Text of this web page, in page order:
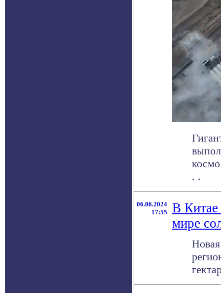
. .
06.06.2024
17:55
В Китае
мире